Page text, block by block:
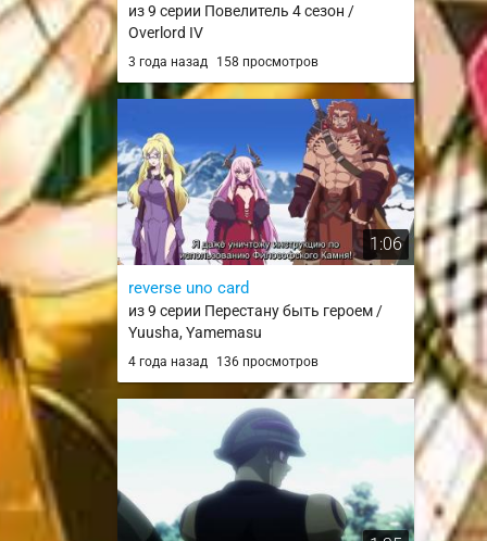
из 9 серии Повелитель 4 сезон /
Overlord IV
3 года назад 158 просмотров
1:06
reverse uno card
из 9 серии Перестану быть героем /
Yuusha, Yamemasu
4 года назад 136 просмотров